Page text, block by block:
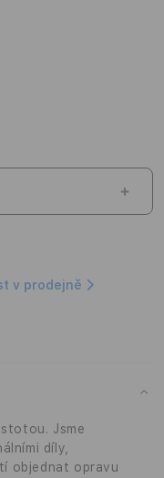
v prodejně
Jsme
díly,
objednat opravu